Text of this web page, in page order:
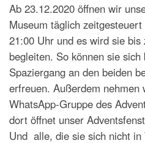
Ab 23.12.2020 öffnen wir
Museum täglich
21:00 Uhr und es wird sie bis
begleiten. So können sie
Spaziergang an den beiden
erfreuen. Außerdem nehmen
WhatsApp-Gruppe des
dort öffnet unser
Und alle, die sie sich nicht in